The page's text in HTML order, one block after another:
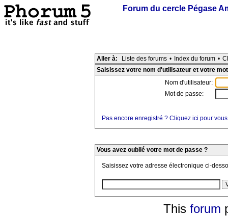
Forum du cercle Pégase
Aller à: Liste des forums • Index du forum •
Saisissez votre nom d'utilisateur et votre
Nom d'utilisateur:
Mot de passe:
Pas encore enregistré ? Cliquez ici pour
Vous avez oublié votre mot de passe ?
Saisissez votre adresse électronique ci-
This forum